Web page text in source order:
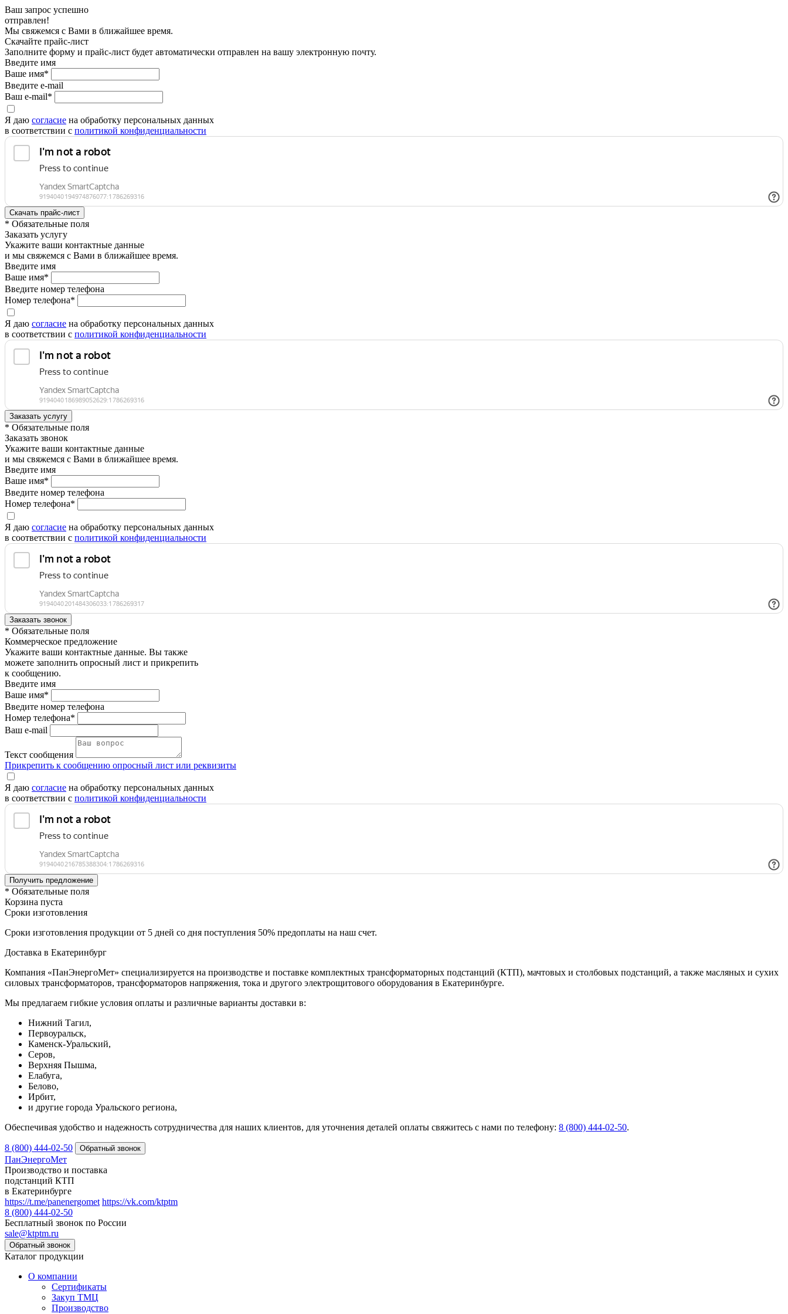
Ваш запрос успешно
отправлен!
Мы свяжемся с Вами в ближайшее время.
Скачайте прайс-лист
Заполните форму и прайс-лист будет автоматически отправлен на вашу электронную почту.
Введите имя
Ваше имя*
Введите e-mail
Ваш e-mail*
Я даю согласие на обработку персональных данных
в соответствии с политикой конфиденциальности
* Обязательные поля
Заказать услугу
Укажите ваши контактные данные
и мы свяжемся с Вами в ближайшее время.
Введите имя
Ваше имя*
Введите номер телефона
Номер телефона*
Я даю согласие на обработку персональных данных
в соответствии с политикой конфиденциальности
* Обязательные поля
Заказать звонок
Укажите ваши контактные данные
и мы свяжемся с Вами в ближайшее время.
Введите имя
Ваше имя*
Введите номер телефона
Номер телефона*
Я даю согласие на обработку персональных данных
в соответствии с политикой конфиденциальности
* Обязательные поля
Коммерческое предложение
Укажите ваши контактные данные. Вы также
можете заполнить опросный лист и прикрепить
к сообщению.
Введите имя
Ваше имя*
Введите номер телефона
Номер телефона*
Ваш e-mail
Текст сообщения
Прикрепить к сообщению опросный лист или реквизиты
Я даю согласие на обработку персональных данных
в соответствии с политикой конфиденциальности
* Обязательные поля
Корзина пуста
Сроки изготовления
Сроки изготовления продукции от 5 дней со дня поступления 50% предоплаты на наш счет.
Доставка в Екатеринбург
Компания «ПанЭнергоМет» специализируется на производстве и поставке комплектных трансформаторных подстанций (КТП), мачтовых и столбовых подстанций, а также масляных и сухих
силовых трансформаторов, трансформаторов напряжения, тока и другого электрощитового оборудования в Екатеринбурге.
Мы предлагаем гибкие условия оплаты и различные варианты доставки в:
Нижний Тагил,
Первоуральск,
Каменск-Уральский,
Серов,
Верхняя Пышма,
Елабуга,
Белово,
Ирбит,
и другие города Уральского региона,
Обеспечивая удобство и надежность сотрудничества для наших клиентов, для уточнения деталей оплаты свяжитесь с нами по телефону: 8 (800) 444-02-50.
8 (800) 444-02-50
ПанЭнергоМет
Производство и поставка
подстанций КТП
в Екатеринбурге
https://t.me/panenergomet https://vk.com/ktptm
8 (800) 444-02-50
Бесплатный звонок по России
sale@ktptm.ru
Каталог продукции
О компании
Сертификаты
Закуп ТМЦ
Производство